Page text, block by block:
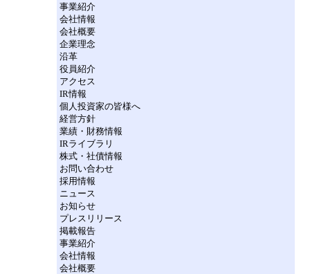
事業紹介
会社情報
会社概要
企業理念
沿革
役員紹介
アクセス
IR情報
個人投資家の皆様へ
経営方針
業績・財務情報
IRライブラリ
株式・社債情報
お問い合わせ
採用情報
ニュース
お知らせ
プレスリリース
掲載報告
事業紹介
会社情報
会社概要